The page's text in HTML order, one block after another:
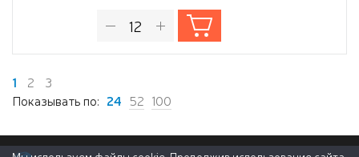
1 2
3
Показывать по: 24 52 100